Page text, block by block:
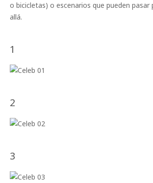
o bicicletas) o escenarios que pueden pasar
allá.
1
2
3